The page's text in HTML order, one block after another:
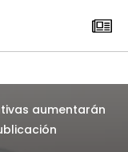
aumentarán